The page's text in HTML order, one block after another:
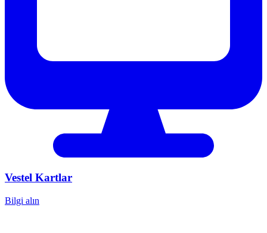
Vestel Kartlar
Bilgi alın